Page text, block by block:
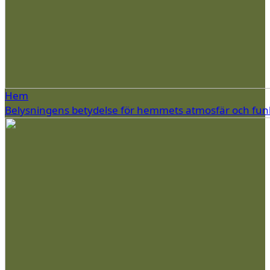
Hem
Belysningens betydelse för hemmets atmosfär och